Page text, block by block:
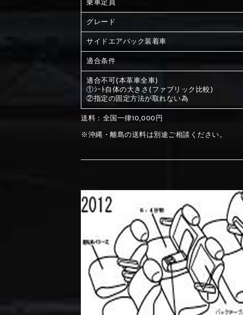
①Beige
⑤Dark Brown
⑨Pink
⑤Dark Brown
⑨Orange
⑤Ivory
⑨Orange
①Black
⑤Ivory
⑬Sky blue
乗車定員
グレード
サイドエアバック装着車
適合条件
適合不可(本革車全車)
①ｼｰﾄ自体の大きさ(ファブリック比較)
②指定の固定方法が取れない為
送料：全国一律10,000円
※沖縄・離島の送料は別途ご相談ください。